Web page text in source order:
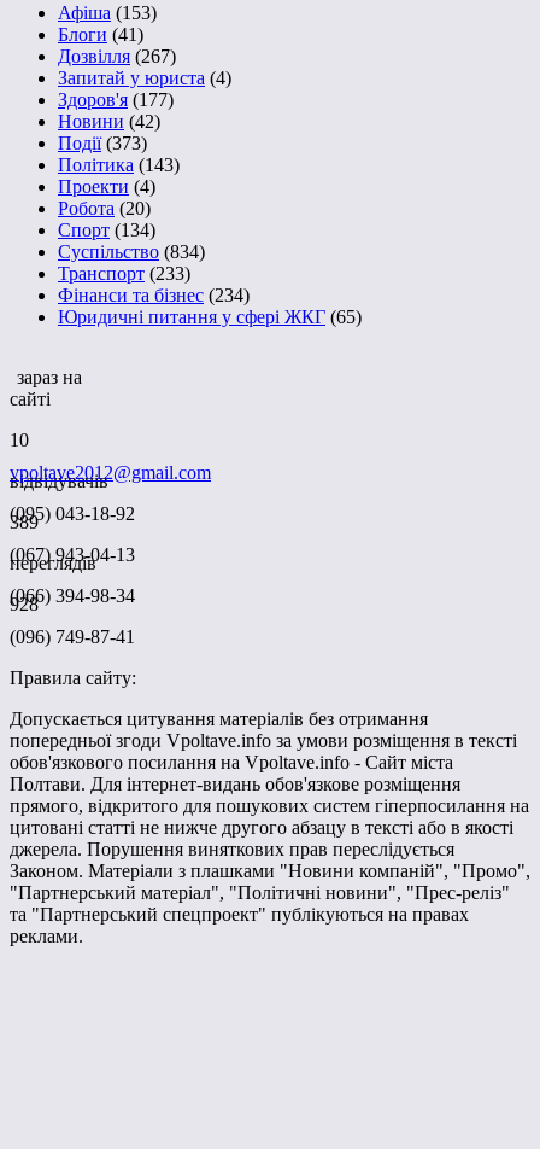
Афіша (153)
Блоги (41)
Дозвілля (267)
Запитай у юриста (4)
Здоров'я (177)
Новини (42)
Події(373)
Політика (143)
Проекти (4)
Робота (20)
Спорт (134)
Суспільство (834)
Транспорт (233)
Фінанси та бізнес (234)
Юридичні питання у сфері ЖКГ (65)
зараз на
сайті
10
відвідувачів
389
переглядів
928
vpoltave2012@gmail.com
(095) 043-18-92
(067) 943-04-13
(066) 394-98-34
(096) 749-87-41
Правила сайту:
Допускається цитування матеріалів без отримання
попередньої згоди Vpoltave.info за умови розміщення в тексті
обов'язкового посилання на Vpoltave.info - Сайт міста
Полтави. Для інтернет-видань обов'язкове розміщення
прямого, відкритого для пошукових систем гіперпосилання на
цитовані статті не нижче другого абзацу в тексті або в якості
джерела. Порушення виняткових прав переслідується
Законом. Матеріали з плашками "Новини компаній", "Промо",
"Партнерський матеріал", "Політичні новини", "Прес-реліз"
та "Партнерський спецпроект" публікуються на правах
реклами.